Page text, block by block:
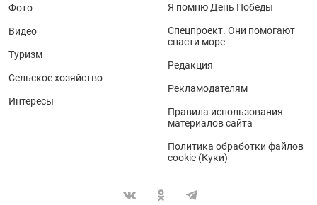
Фото
Видео
Туризм
Сельское хозяйство
Интересы
Я помню День Победы
Спецпроект. Они помогают
спасти море
Редакция
Рекламодателям
Правила использования
материалов сайта
Политика обработки файлов
cookie (Куки)